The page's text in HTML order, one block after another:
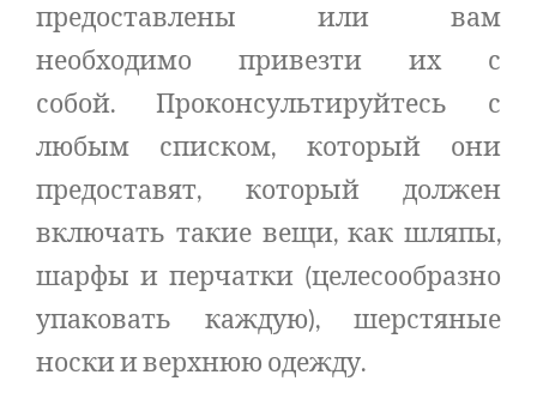
предоставлены или вам
необходимо привезти их с
собой. Проконсультируйтесь с
любым списком, который они
предоставят, который должен
включать такие вещи, как шляпы,
шарфы и перчатки (целесообразно
упаковать каждую), шерстяные
носки и верхнюю одежду.